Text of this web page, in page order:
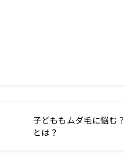
子どももムダ毛に悩む
とは？